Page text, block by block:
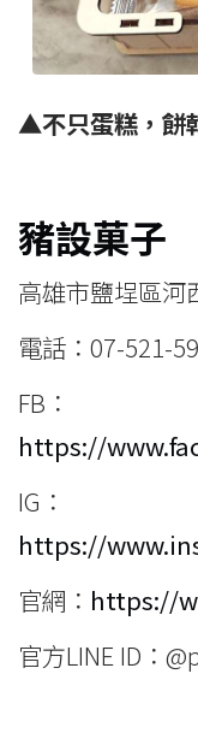
▲不只蛋糕，餅
豬設菓子
高雄市鹽埕區河
電話：07-521-
FB：
https://
IG：
https://
官網： https://
官方LINE ID：